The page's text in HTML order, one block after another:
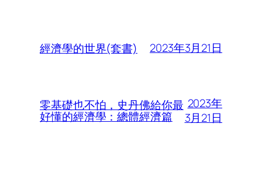
經濟學的世界(套書) 2023年3月21日
零基礎也不怕，史丹佛給你最
好懂的經濟學：總體經濟篇
2023年
3月21日